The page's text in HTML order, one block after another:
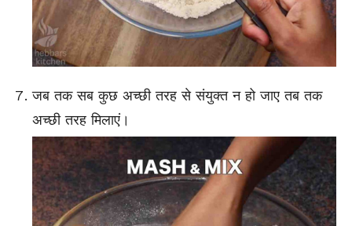
जब तक सब कुछ अच्छी तरह से संयुक्त न हो जाए तब तक
अच्छी तरह मिलाएं।